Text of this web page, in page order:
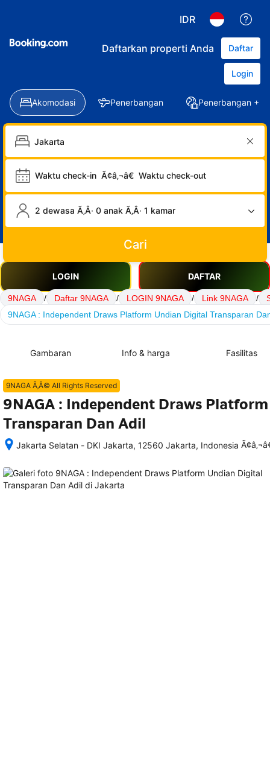
IDR
Daftarkan properti Anda Daftar
Login
Akomodasi Penerbangan Penerbangan +
Waktu check-in Ã¢â‚¬â€ Waktu check-out
2 dewasa Ã‚Â· 0 anak Ã‚Â· 1 kamar
Cari
LOGIN DAFTAR
9NAGA / Daftar 9NAGA / LOGIN 9NAGA / Link 9NAGA /
9NAGA : Independent Draws Platform Undian Digital Transparan
Gambaran Info & harga Fasilitas
9NAGA Ã‚Â© All Rights Reserved
9NAGA : Independent Draws
Transparan Dan Adil
Jakarta Selatan - DKI Jakarta, 12560 Jakarta, Indonesia
memesan,
rincian